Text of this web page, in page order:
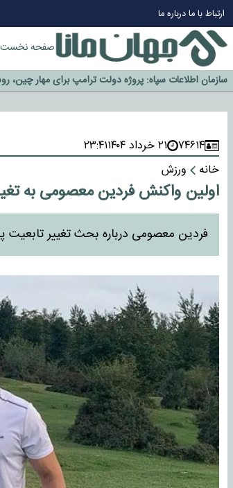
ارتباط با مادرباره ما
صفحه نخست
چرا طلا دوباره افزایشی شد؟
گزینه جدایی اوسمار روی میز مدیران پرسپولیس
آیا رئیس جمهور آمریکا قانون را دور می‌زند؟
اخراج رسمی چهره نامدار از پرسپولیس
۷۴۶۱۴ ۲۱ خرداد ۱۴۰۴
۲۳:۴۱
خانه
ورزش
اولین واکنش فردین معصومی به
فردین معصومی درباره بحث تغییر